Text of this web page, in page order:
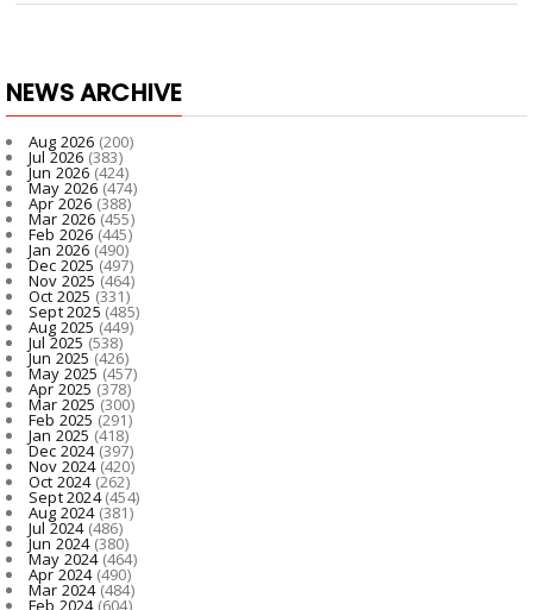
NEWS ARCHIVE
Aug 2026 (200)
Jul 2026 (383)
Jun 2026(424)
May 2026(474)
Apr 2026 (388)
Mar 2026(455)
Feb 2026 (445)
Jan 2026 (490)
Dec 2025(497)
Nov 2025 (464)
Oct 2025 (331)
Sept 2025 (485)
Aug 2025 (449)
Jul 2025 (538)
Jun 2025(426)
May 2025(457)
Apr 2025 (378)
Mar 2025 (300)
Feb 2025 (291)
Jan 2025 (418)
Dec 2024(397)
Nov 2024(420)
Oct 2024(262)
Sept 2024(454)
Aug 2024(381)
Jul 2024(486)
Jun 2024(380)
May 2024(464)
Apr 2024(490)
Mar 2024(484)
Feb 2024(604)